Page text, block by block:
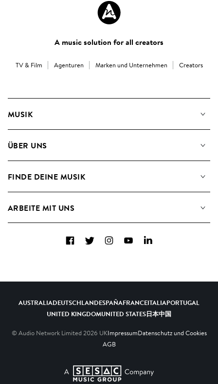
A music solution for all creators
TV & Film Agenturen Marken und Unternehmen Creators
MUSIK
Suche
ÜBER UNS
Blog
FINDE DEINE MUSIK
Kontakt
ARBEITE MIT UNS
A&R - Demo-Einsendungen
FacebookTwitterInstagramYouTubeLinkedIn
AUSTRALIADEUTSCHLANDESPAÑAFRANCEITALIAPORTUGAL
UNITED KINGDOMUNITED STATES日本中国
© Audio Network Limited 2026 UKImpressumDatenschutz und Cookies
AGB
A SESAC Company